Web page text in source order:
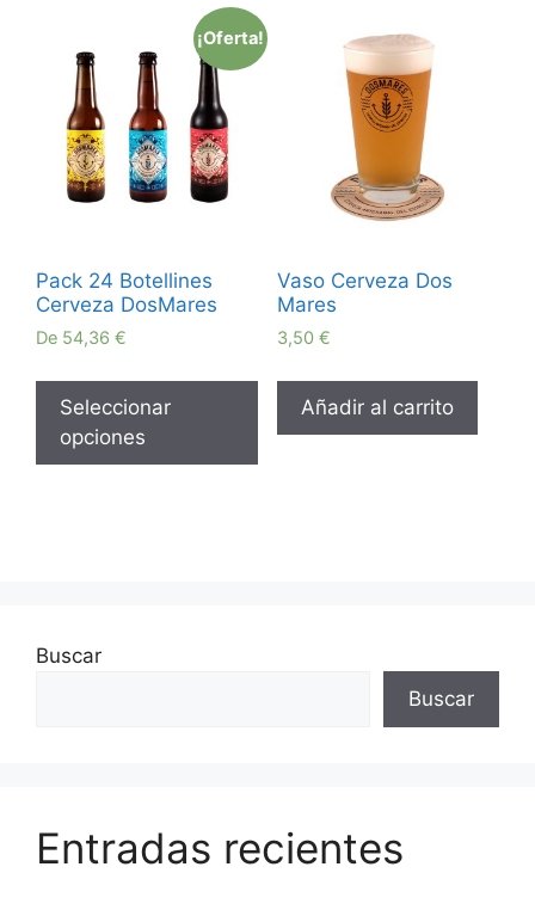
¡Oferta!
Pack 24 Botellines
Cerveza DosMares
De 54,36 €
Seleccionar
opciones
Vaso Cerveza Dos
Mares
3,50 €
Añadir al carrito
Buscar
Buscar
Entradas recientes